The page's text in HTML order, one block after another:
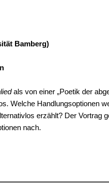
Bamberg)
als von einer „Poetik der
Welche Handlungsoptionen
erzählt? Der Vortrag
nach.